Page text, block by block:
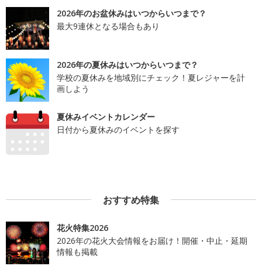
2026年のお盆休みはいつからいつまで？
最大9連休となる場合もあり
2026年の夏休みはいつからいつまで？
学校の夏休みを地域別にチェック！夏レジャーを計
画しよう
夏休みイベントカレンダー
日付から夏休みのイベントを探す
おすすめ特集
花火特集2026
2026年の花火大会情報をお届け！開催・中止・延期
情報も掲載